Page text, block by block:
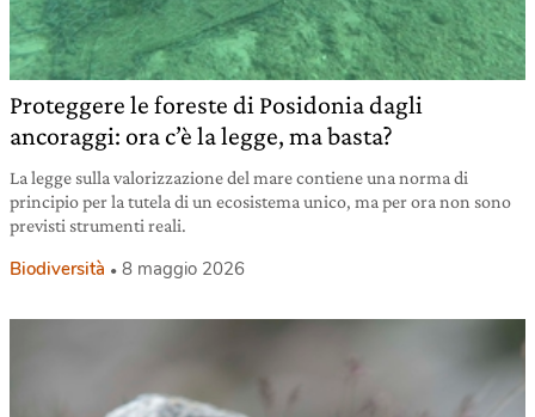
Proteggere le foreste di Posidonia dagli
ancoraggi: ora c’è la legge, ma basta?
La legge sulla valorizzazione del mare contiene una norma di
principio per la tutela di un ecosistema unico, ma per ora non sono
previsti strumenti reali.
Biodiversità 8 maggio 2026